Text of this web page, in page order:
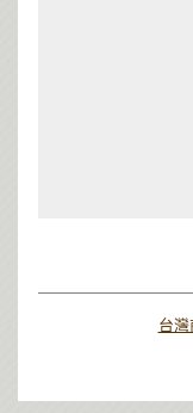
台灣